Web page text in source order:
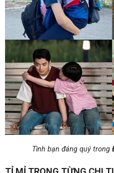
Tình bạn đáng quý trong